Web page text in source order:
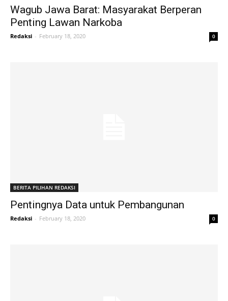
Wagub Jawa Barat: Masyarakat Berperan
Penting Lawan Narkoba
Redaksi - February 18, 2020 0
BERITA PILIHAN REDAKSI
Pentingnya Data untuk Pembangunan
Redaksi - February 18, 2020 0